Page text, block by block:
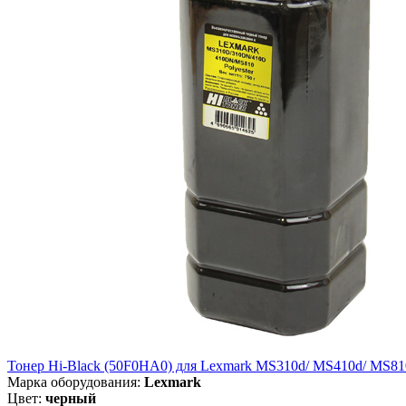
Тонер Hi-Black (50F0HA0) для Lexmark MS310d/ MS410d/
Марка оборудования: Lexmark
Цвет: черный